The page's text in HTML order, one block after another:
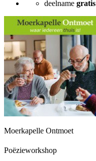
deelname gratis
Moerkapelle Ontmoet
Poëzieworkshop